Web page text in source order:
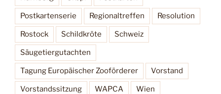
Postkartenserie Regionaltreffen Resolution
Rostock Schildkröte Schweiz
Säugetiergutachten
Tagung Europäischer Zooförderer Vorstand
Vorstandssitzung WAPCA Wien